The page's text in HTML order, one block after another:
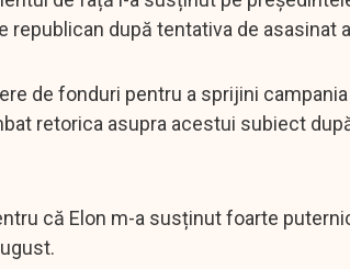
republican după tentativa de asasinat
de fonduri pentru a sprijini
retorica asupra acestui subiect
că Elon m-a susținut foarte